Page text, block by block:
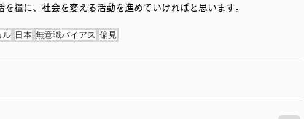
糧に、社会を変える活動を進めていければと思います。
ル 日本 無意識バイアス 偏見